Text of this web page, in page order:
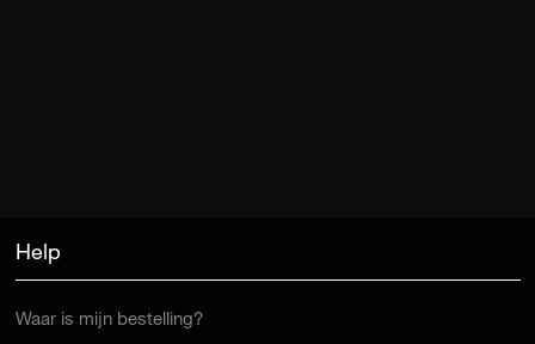
Help
Waar is mijn bestelling?